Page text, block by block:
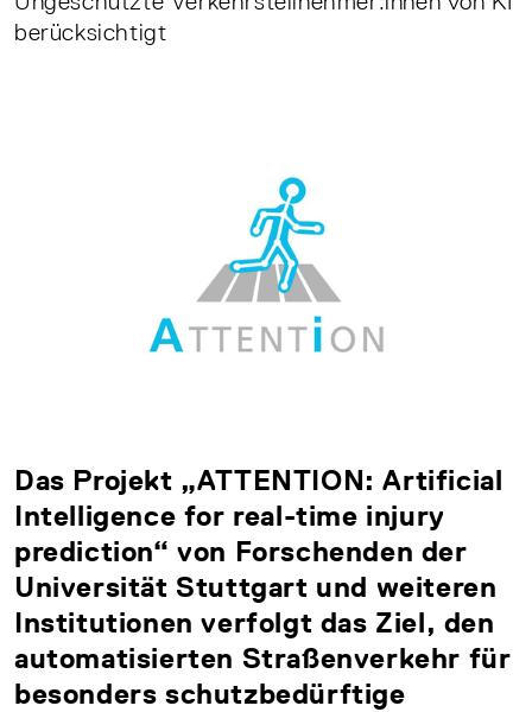
berücksichtigt
Das Projekt „ATTENTION: Artificial
Intelligence for real-time injury
prediction“ von Forschenden der
Universität Stuttgart und weiteren
Institutionen verfolgt das Ziel, den
automatisierten Straßenverkehr für
besonders schutzbedürftige